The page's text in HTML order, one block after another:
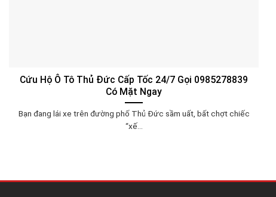
Cứu Hộ Ô Tô Thủ Đức Cấp Tốc 24/7 Gọi 0985278839
Có Mặt Ngay
Bạn đang lái xe trên đường phố Thủ Đức sầm uất, bất chợt chiếc
“xế...